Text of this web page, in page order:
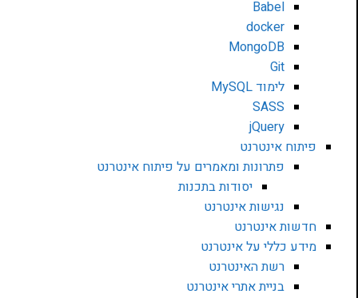
Babel
docker
MongoDB
Git
לימוד MySQL
SASS
jQuery
פיתוח אינטרנט
פתרונות ומאמרים על פיתוח אינטרנט
יסודות בתכנות
נגישות אינטרנט
חדשות אינטרנט
מידע כללי על אינטרנט
רשת האינטרנט
בניית אתרי אינטרנט